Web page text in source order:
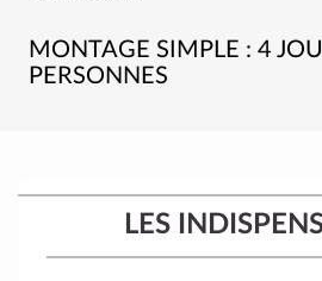
MONTAGE SIMPLE : 4
PERSONNES
LES